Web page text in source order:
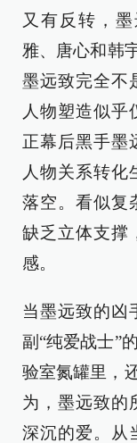
又有反转，
雅、唐心和韩
墨远致完全不
人物塑造似乎
正幕后黑手墨
人物关系转化
落空。看似复
缺乏立体支撑
感。
当墨远致的凶
副“纯爱战士”
验室氮罐里，
为，墨远致的
深沉的爱。从